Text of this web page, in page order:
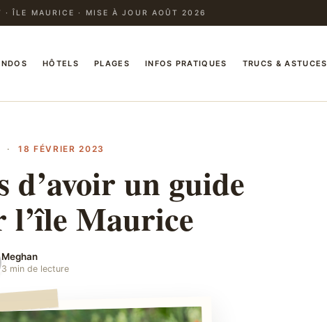
· ÎLE MAURICE · MISE À JOUR AOÛT 2026
HÔTELS PLAGES INFOS PRATIQUES TRUCS & ASTUCES
· 18 FÉVRIER 2023
d’avoir un guide
Maurice
Meghan
3 min de lecture